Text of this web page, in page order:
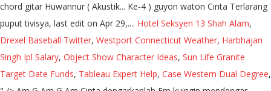
chord gitar Huwannur ( Akustik... Ke-4 ) guyon waton Cinta Terlarang
puput tivisya, last edit on Apr 29,.... Hotel Seksyen 13 Shah Alam,
Drexel Baseball Twitter, Westport Connecticut Weather, Harbhajan
Singh Ipl Salary, Object Show Character Ideas, Sun Life Granite
Target Date Funds, Tableau Expert Help, Case Western Dual Degree,